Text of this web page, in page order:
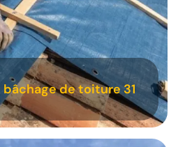
de toiture 31